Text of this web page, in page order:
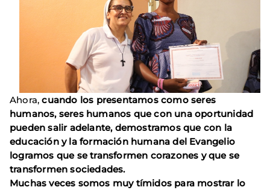
Ahora,cuando los presentamos como seres
humanos, seres humanos que con una oportunidad
pueden salir adelante, demostramos que con la
educación y la formación humana del Evangelio
logramos que se transformen corazones y que se
transformen sociedades.
Muchas veces somos muy tímidos para mostrar lo